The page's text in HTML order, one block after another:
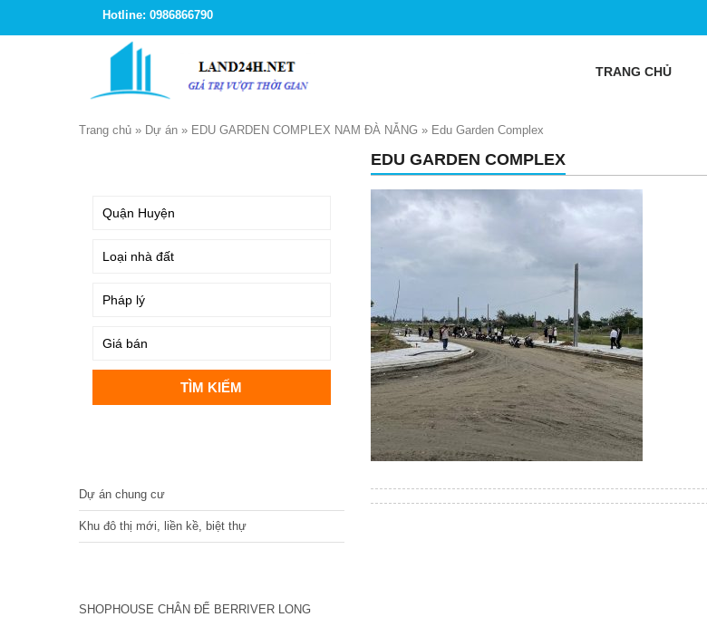
Hotline: 0986866790
TRANG CHỦ
Trang chủ » Dự án » EDU GARDEN COMPLEX NAM ĐÀ NẴNG » Edu Garden Complex
EDU GARDEN COMPLEX
Dự án chung cư
Khu đô thị mới, liền kề, biệt thự
SHOPHOUSE CHÂN ĐẾ BERRIVER LONG